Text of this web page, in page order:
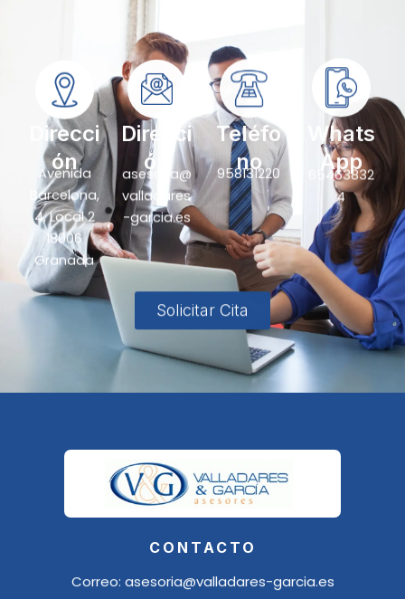
Direcci
ón
Avenida
Barcelona,
4, Local 2
18006
Granada
Direcci
ón
asesoria@
valladares
-garcia.es
Teléfo
no
958131220
Whats
App
65463832
4
Solicitar Cita
CONTACTO
Correo: asesoria@valladares-garcia.es